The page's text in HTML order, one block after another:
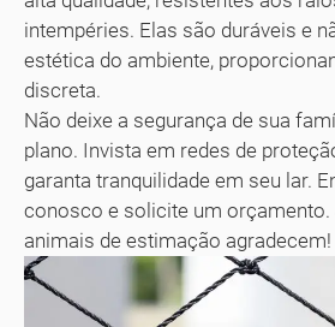
intempéries. Elas são duráveis e
estética do ambiente,
discreta.
Não deixe a segurança de sua
plano. Invista em redes de
garanta tranquilidade em seu lar.
conosco e solicite um orçamento.
animais de estimação agradecem!